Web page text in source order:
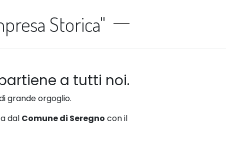
Storica"
a tutti noi.
grande orgoglio.
dal Comune di Seregno con il